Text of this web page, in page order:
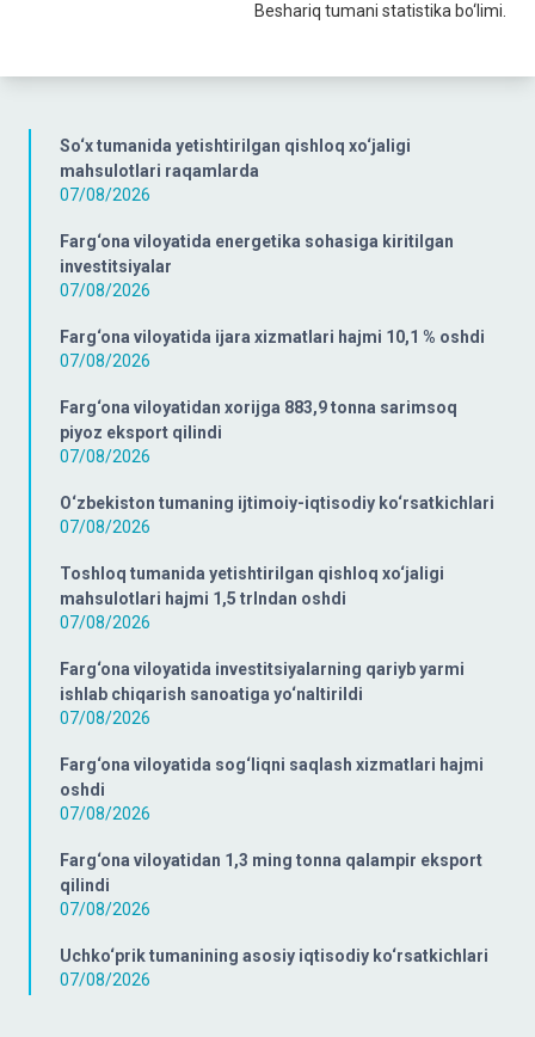
So‘x tumanida yetishtirilgan qishloq xo‘jaligi
mahsulotlari raqamlarda
07/08/2026
Farg‘ona viloyatida energetika sohasiga kiritilgan
investitsiyalar
07/08/2026
Farg‘ona viloyatida ijara xizmatlari hajmi 10,1 % oshdi
07/08/2026
Farg‘ona viloyatidan xorijga 883,9 tonna sarimsoq
piyoz eksport qilindi
07/08/2026
O‘zbekiston tumaning ijtimoiy-iqtisodiy ko‘rsatkichlari
07/08/2026
Toshloq tumanida yetishtirilgan qishloq xo‘jaligi
mahsulotlari hajmi 1,5 trlndan oshdi
07/08/2026
Farg‘ona viloyatida investitsiyalarning qariyb yarmi
ishlab chiqarish sanoatiga yo‘naltirildi
07/08/2026
Farg‘ona viloyatida sog‘liqni saqlash xizmatlari hajmi
oshdi
07/08/2026
Farg‘ona viloyatidan 1,3 ming tonna qalampir eksport
qilindi
07/08/2026
Uchko‘prik tumanining asosiy iqtisodiy ko‘rsatkichlari
07/08/2026
Beshariq tumani statistika bo‘limi.